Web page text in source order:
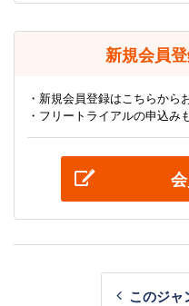
新規会員
・新規会員登録はこちらから
・フリートライアルの申込み
このジャ